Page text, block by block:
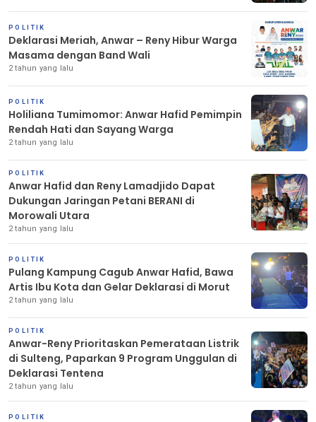
POLITIK
Deklarasi Meriah, Anwar – Reny Hibur Warga
Masama dengan Band Wali
2 tahun yang lalu
POLITIK
Holiliana Tumimomor: Anwar Hafid Pemimpin
Rendah Hati dan Sayang Warga
2 tahun yang lalu
POLITIK
Anwar Hafid dan Reny Lamadjido Dapat
Dukungan Jaringan Petani BERANI di
Morowali Utara
2 tahun yang lalu
POLITIK
Pulang Kampung Cagub Anwar Hafid, Bawa
Artis Ibu Kota dan Gelar Deklarasi di Morut
2 tahun yang lalu
POLITIK
Anwar-Reny Prioritaskan Pemerataan Listrik
di Sulteng, Paparkan 9 Program Unggulan di
Deklarasi Tentena
2 tahun yang lalu
POLITIK